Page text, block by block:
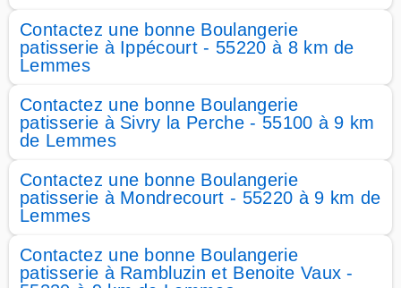
Contactez une bonne Boulangerie
patisserie à Ippécourt - 55220 à 8 km de
Lemmes
Contactez une bonne Boulangerie
patisserie à Sivry la Perche - 55100 à 9 km
de Lemmes
Contactez une bonne Boulangerie
patisserie à Mondrecourt - 55220 à 9 km de
Lemmes
Contactez une bonne Boulangerie
patisserie à Rambluzin et Benoite Vaux -